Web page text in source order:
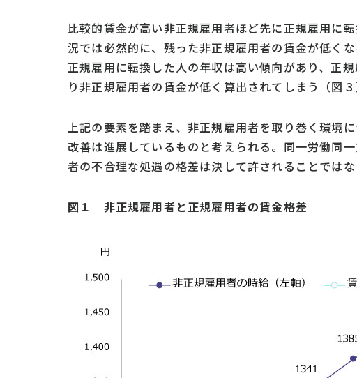
比較的賃金が高い非正規雇用者ほど先に正規雇用に
況では必然的に、残った非正規雇用者の賃金が低く
正規雇用に転換した人の年収は高い傾向があり、正
り非正規雇用者の賃金が低く算出されてしまう（図３
上記の要素を踏まえ、非正規雇用者を取り巻く環境
改善は進展しているものと考えられる。同一労働同
者の不合理な処遇の格差は決して許されることでは
図１ 非正規雇用者と正規雇用者の賃金格差